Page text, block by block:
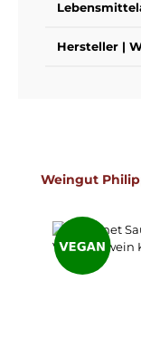
Hersteller |
Produktgalerie
Weingut